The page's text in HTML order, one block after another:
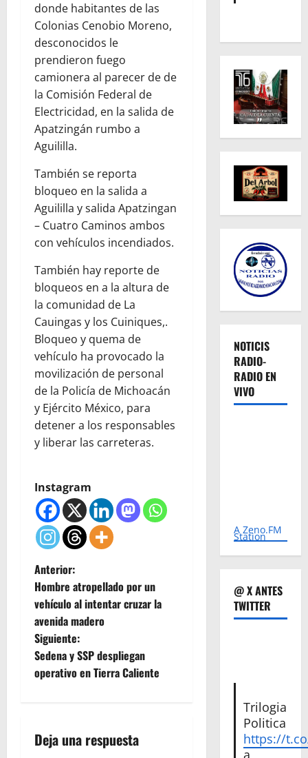
donde habitantes de las
Colonias Cenobio Moreno,
desconocidos le
prendieron fuego
camionera al parecer de de
la Comisión Federal de
Electricidad, en la salida de
Apatzingán rumbo a
Aguililla.
También se reporta
bloqueo en la salida a
Aguililla y salida Apatzingan
– Cuatro Caminos ambos
con vehículos incendiados.
También hay reporte de
bloqueos en a la altura de
la comunidad de La
Cauingas y los Cuiniques,.
Bloqueo y quema de
vehículo ha provocado la
movilización de personal
de la Policía de Michoacán
y Ejército México, para
detener a los responsables
y liberar las carreteras.
Instagram
N
a
v
e
g
c
Anterior:
Hombre atropellado por un
vehículo al intentar cruzar la
avenida madero
Siguiente:
Sedena y SSP despliegan
operativo en Tierra Caliente
Deja una respuesta
NOTICIS
RADIO-
RADIO EN
VIVO
A Zeno.FM
Station
@ X ANTES
TWITTER
Trilogia
Politica
https://